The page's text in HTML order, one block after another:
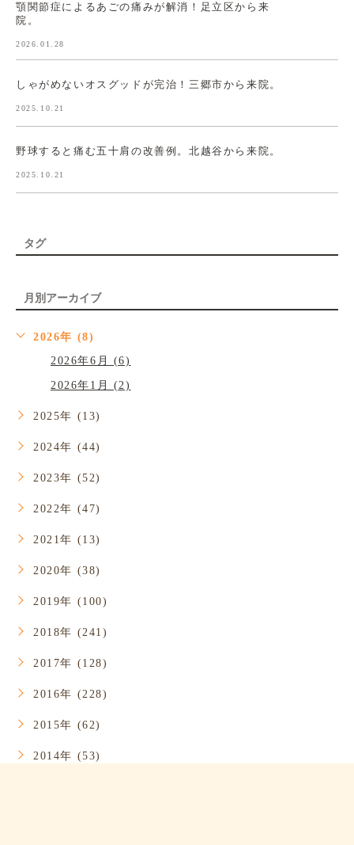
顎関節症によるあごの痛みが解消！足立区から来
院。
2026.01.28
しゃがめないオスグッドが完治！三郷市から来院。
2025.10.21
野球すると痛む五十肩の改善例。北越谷から来院。
2025.10.21
タグ
月別アーカイブ
2026年 (8)
2026年6月 (6)
2026年1月 (2)
2025年 (13)
2024年 (44)
2023年 (52)
2022年 (47)
2021年 (13)
2020年 (38)
2019年 (100)
2018年 (241)
2017年 (128)
2016年 (228)
2015年 (62)
2014年 (53)